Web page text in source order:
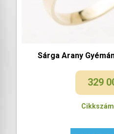
Sárga Arany
329